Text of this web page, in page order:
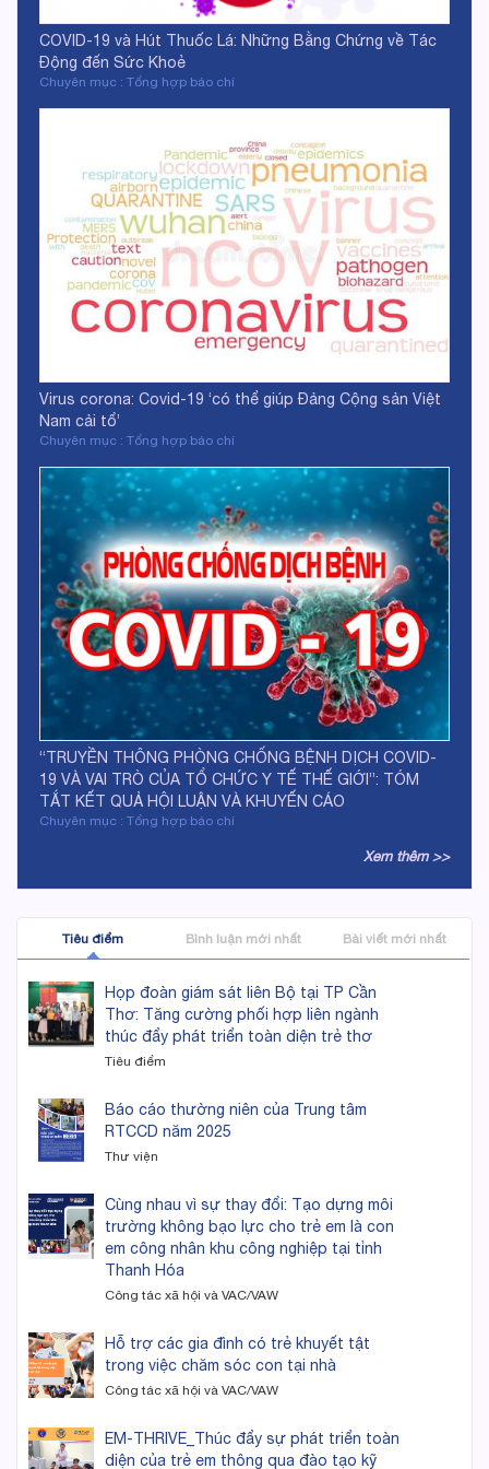
COVID-19 và Hút Thuốc Lá: Những Bằng Chứng về Tác
Động đến Sức Khoẻ
Chuyên mục : Tổng hợp báo chí
Virus corona: Covid-19 ‘có thể giúp Đảng Cộng sản Việt
Nam cải tổ’
Chuyên mục : Tổng hợp báo chí
“TRUYỀN THÔNG PHÒNG CHỐNG BỆNH DỊCH COVID-
19 VÀ VAI TRÒ CỦA TỔ CHỨC Y TẾ THẾ GIỚI”: TÓM
TẮT KẾT QUẢ HỘI LUẬN VÀ KHUYẾN CÁO
Chuyên mục : Tổng hợp báo chí
Xem thêm >>
Tiêu điểm Bình luận mới nhất Bài viết mới nhất
Họp đoàn giám sát liên Bộ tại TP Cần
Thơ: Tăng cường phối hợp liên ngành
thúc đẩy phát triển toàn diện trẻ thơ
Tiêu điểm
Báo cáo thường niên của Trung tâm
RTCCD năm 2025
Thư viện
Cùng nhau vì sự thay đổi: Tạo dựng môi
trường không bạo lực cho trẻ em là con
em công nhân khu công nghiệp tại tỉnh
Thanh Hóa
Công tác xã hội và VAC/VAW
Hỗ trợ các gia đình có trẻ khuyết tật
trong việc chăm sóc con tại nhà
Công tác xã hội và VAC/VAW
EM-THRIVE_Thúc đẩy sự phát triển toàn
diện của trẻ em thông qua đào tạo kỹ